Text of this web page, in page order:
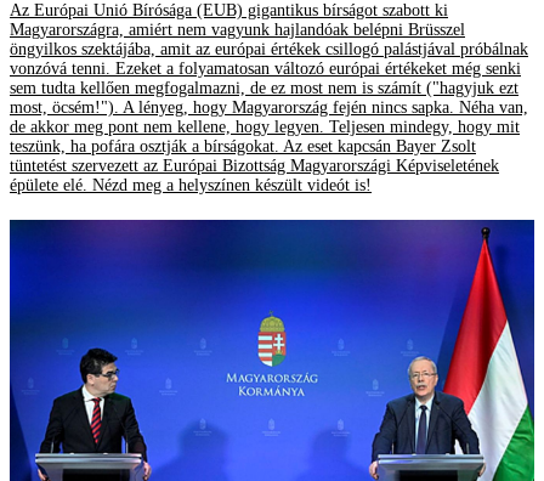
Az Európai Unió Bírósága (EUB) gigantikus bírságot szabott ki
Magyarországra, amiért nem vagyunk hajlandóak belépni Brüsszel
öngyilkos szektájába, amit az európai értékek csillogó palástjával próbálnak
vonzóvá tenni. Ezeket a folyamatosan változó európai értékeket még senki
sem tudta kellően megfogalmazni, de ez most nem is számít ("hagyjuk ezt
most, öcsém!"). A lényeg, hogy Magyarország fején nincs sapka. Néha van,
de akkor meg pont nem kellene, hogy legyen. Teljesen mindegy, hogy mit
teszünk, ha pofára osztják a bírságokat. Az eset kapcsán Bayer Zsolt
tüntetést szervezett az Európai Bizottság Magyarországi Képviseletének
épülete elé. Nézd meg a helyszínen készült videót is!